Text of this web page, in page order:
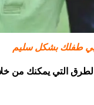
طفلك بشكل سليم
التي يمكنك من